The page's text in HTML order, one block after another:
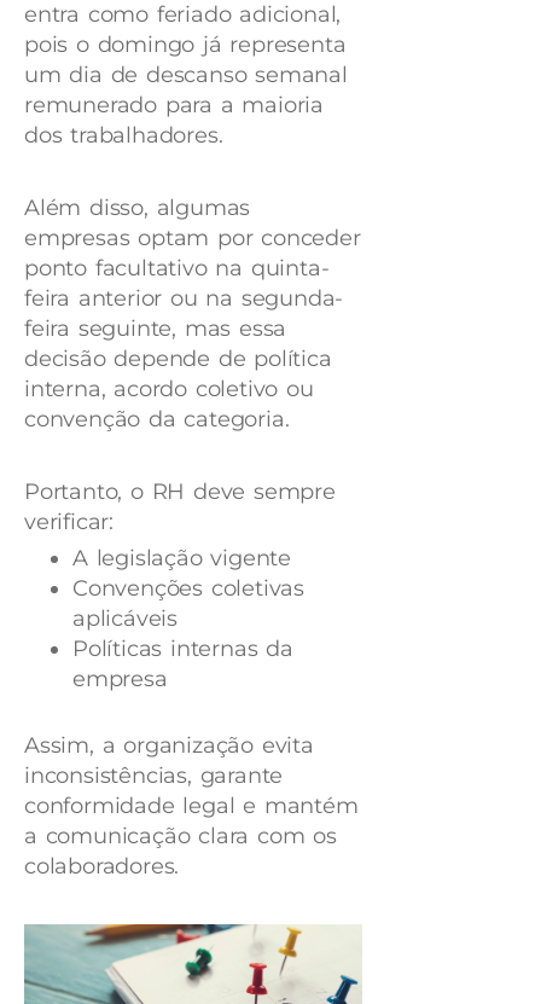
entra como feriado adicional,
pois o domingo já representa
um dia de descanso semanal
remunerado para a maioria
dos trabalhadores.
Além disso, algumas
empresas optam por conceder
ponto facultativo na quinta-
feira anterior ou na segunda-
feira seguinte, mas essa
decisão depende de política
interna, acordo coletivo ou
convenção da categoria.
Portanto, o RH deve sempre
verificar:
A legislação vigente
Convenções coletivas
aplicáveis
Políticas internas da
empresa
Assim, a organização evita
inconsistências, garante
conformidade legal e mantém
a comunicação clara com os
colaboradores.